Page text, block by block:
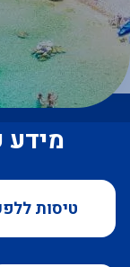
טיסות
מידע